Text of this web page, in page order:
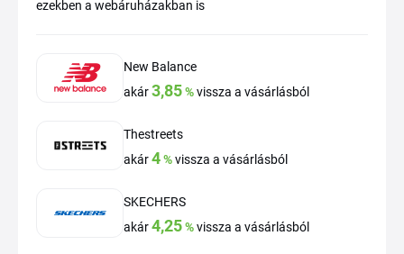
ezekben a webáruházakban is
New Balance
akár3,85%vissza a vásárlásból
Thestreets
akár4%vissza a vásárlásból
SKECHERS
akár4,25%vissza a vásárlásból